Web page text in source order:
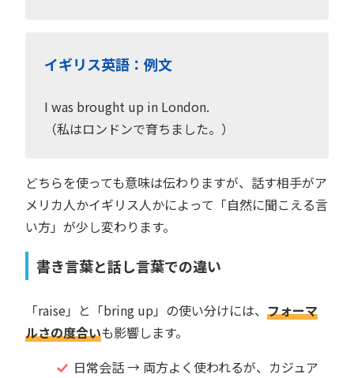
イギリス英語：例文
I was brought up in London.
（私はロンドンで育ちました。）
どちらを使っても意味は伝わりますが、話す相手がア
メリカ人かイギリス人かによって「自然に聞こえる言
い方」が少し変わります。
書き言葉と話し言葉での違い
「raise」と「bring up」の使い分けには、 フォーマ
ルさの度合いも影響します。
日常会話 → 両方よく使われるが、カジュア